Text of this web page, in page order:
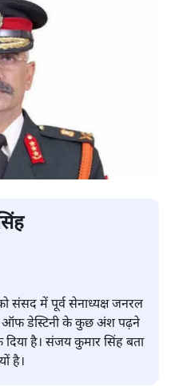
संसद में पूर्व सेनाध्यक्ष जनरल
ऑफ डेस्टिनी के कुछ अंश पढ़ने
दिया है। संजय कुमार सिंह बता
है।